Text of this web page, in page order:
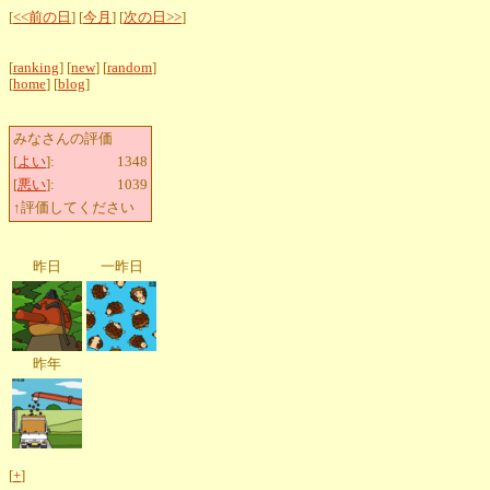
[<<前の日 ] [今月 ] [次の日>>]
[ranking] [new] [random]
[home] [blog]
みなさんの評価
[よい]:
1348
[悪い]:
1039
↑評価してください
昨日 一昨日
昨年
[+]